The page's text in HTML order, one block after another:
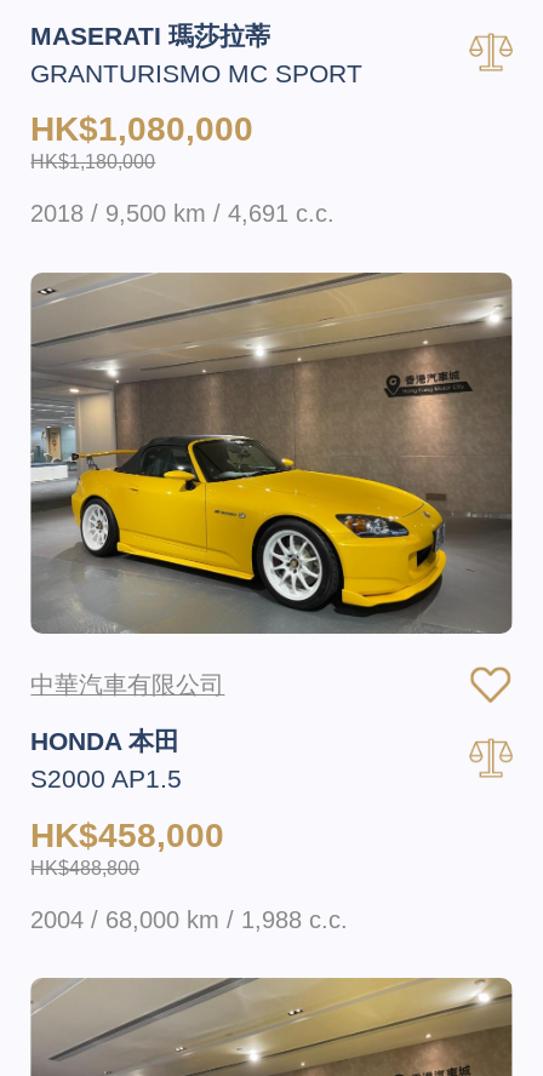
MASERATI 瑪莎拉蒂
GRANTURISMO MC SPORT
HK$1,080,000
HK$1,180,000
2018 / 9,500 km / 4,691 c.c.
中華汽車有限公司
HONDA 本田
S2000 AP1.5
HK$458,000
HK$488,800
2004 / 68,000 km / 1,988 c.c.